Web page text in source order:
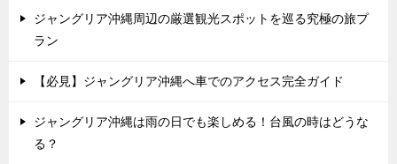
ジャングリア沖縄周辺の厳選観光スポットを巡る究極の旅プ
ラン
【必見】ジャングリア沖縄へ車でのアクセス完全ガイド
ジャングリア沖縄は雨の日でも楽しめる！台風の時はどうな
る？